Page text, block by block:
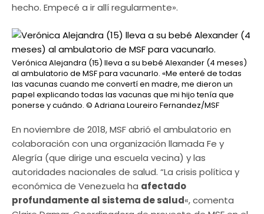
hecho. Empecé a ir allí regularmente».
Verónica Alejandra (15) lleva a su bebé Alexander (4 meses)
al ambulatorio de MSF para vacunarlo. «Me enteré de todas
las vacunas cuando me convertí en madre, me dieron un
papel explicando todas las vacunas que mi hijo tenía que
ponerse y cuándo. © Adriana Loureiro Fernandez/MSF
En noviembre de 2018, MSF abrió el ambulatorio en
colaboración con una organización llamada Fe y
Alegría (que dirige una escuela vecina) y las
autoridades nacionales de salud. “La crisis política y
económica de Venezuela ha afectado
profundamente al sistema de salud«, comenta